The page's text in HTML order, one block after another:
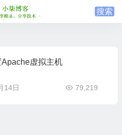
Apache虚拟主机
14日 79,219